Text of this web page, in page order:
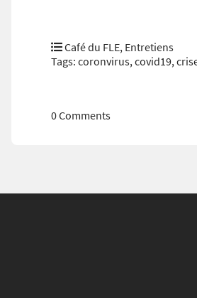
Café du FLE, Entretiens
Tags: coronvirus,covid19,
0 Comments